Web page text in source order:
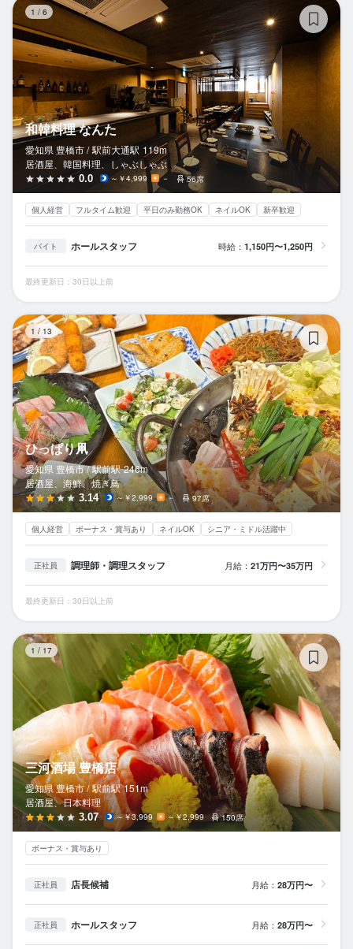
1 / 6
和韓料理 なんた
愛知県 豊橋市 / 駅前大通駅 119m
居酒屋、韓国料理、しゃぶしゃぶ
0.0 ～￥4,999 － 56席
個人経営 フルタイム歓迎 平日のみ勤務OK ネイルOK 新卒歓迎
バイト ホールスタッフ 時給： 1,150円〜1,250円
最終更新日：30日以上前
1 / 13
ひっぱり凧
愛知県 豊橋市 / 駅前駅 246m
居酒屋、海鮮、焼き鳥
3.14 ～￥2,999 － 97席
個人経営 ボーナス・賞与あり ネイルOK シニア・ミドル活躍中
正社員 調理師・調理スタッフ 月給： 21万円〜35万円
最終更新日：30日以上前
1 / 17
三河酒場 豊橋店
愛知県 豊橋市 / 駅前駅 151m
居酒屋、日本料理
3.07 ～￥3,999 ～￥2,999 150席
ボーナス・賞与あり
正社員 店長候補 月給： 28万円〜
正社員 ホールスタッフ 月給： 28万円〜